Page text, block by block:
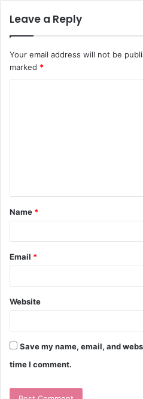
Leave a Reply
Your email address will not be
marked *
Name *
Email *
Website
Save my name, email, and
time I comment.